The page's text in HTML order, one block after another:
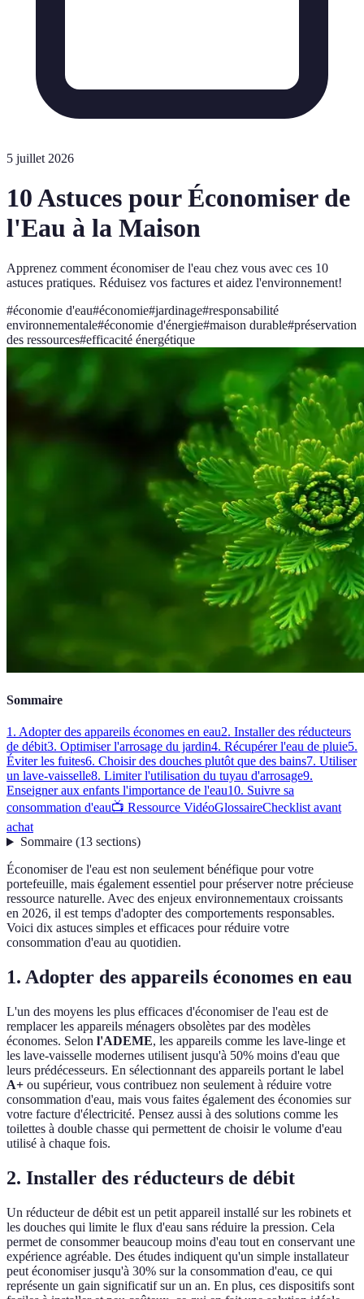
5 juillet 2026
10 Astuces pour Économiser de
l'Eau à la Maison
Apprenez comment économiser de l'eau chez vous avec ces 10
astuces pratiques. Réduisez vos factures et aidez l'environnement!
#économie d'eau#économie#jardinage#responsabilité
environnementale#économie d'énergie#maison durable#préservation
des ressources#efficacité énergétique
Sommaire
1. Adopter des appareils économes en eau2. Installer des réducteurs
de débit3. Optimiser l'arrosage du jardin4. Récupérer l'eau de pluie5.
Éviter les fuites6. Choisir des douches plutôt que des bains7. Utiliser
un lave-vaisselle8. Limiter l'utilisation du tuyau d'arrosage9.
Enseigner aux enfants l'importance de l'eau10. Suivre sa
consommation d'eau📺 Ressource VidéoGlossaireChecklist avant
achat
Sommaire(13 sections)
Économiser de l'eau est non seulement bénéfique pour votre
portefeuille, mais également essentiel pour préserver notre précieuse
ressource naturelle. Avec des enjeux environnementaux croissants
en 2026, il est temps d'adopter des comportements responsables.
Voici dix astuces simples et efficaces pour réduire votre
consommation d'eau au quotidien.
1. Adopter des appareils économes en eau
L'un des moyens les plus efficaces d'économiser de l'eau est de
remplacer les appareils ménagers obsolètes par des modèles
économes. Selon l'ADEME, les appareils comme les lave-linge et
les lave-vaisselle modernes utilisent jusqu'à 50% moins d'eau que
leurs prédécesseurs. En sélectionnant des appareils portant le label
A+ ou supérieur, vous contribuez non seulement à réduire votre
consommation d'eau, mais vous faites également des économies sur
votre facture d'électricité. Pensez aussi à des solutions comme les
toilettes à double chasse qui permettent de choisir le volume d'eau
utilisé à chaque fois.
2. Installer des réducteurs de débit
Un réducteur de débit est un petit appareil installé sur les robinets et
les douches qui limite le flux d'eau sans réduire la pression. Cela
permet de consommer beaucoup moins d'eau tout en conservant une
expérience agréable. Des études indiquent qu'un simple installateur
peut économiser jusqu'à 30% sur la consommation d'eau, ce qui
représente un gain significatif sur un an. En plus, ces dispositifs sont